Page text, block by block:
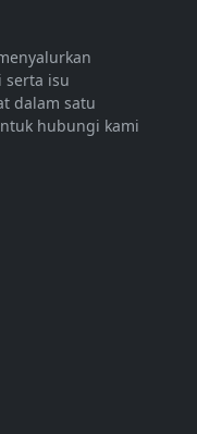
serta isu
dalam satu
hubungi kami